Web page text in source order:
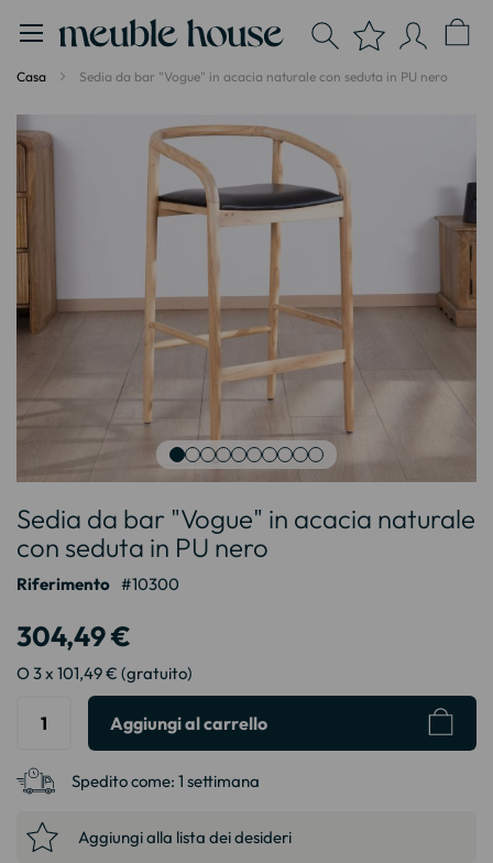
Casa Sedia da bar "Vogue" in acacia naturale con seduta in PU nero
Vai
alla
fine
della
galleria
all'inizio
della
galleria
di
Sedia da bar "Vogue" in acacia naturale
con seduta in PU nero
Riferimento 10300
304,49 €
O 3 x 101,49 € (gratuito)
Aggiungi al carrello
Spedito come: 1 settimana
Aggiungi alla lista dei desideri